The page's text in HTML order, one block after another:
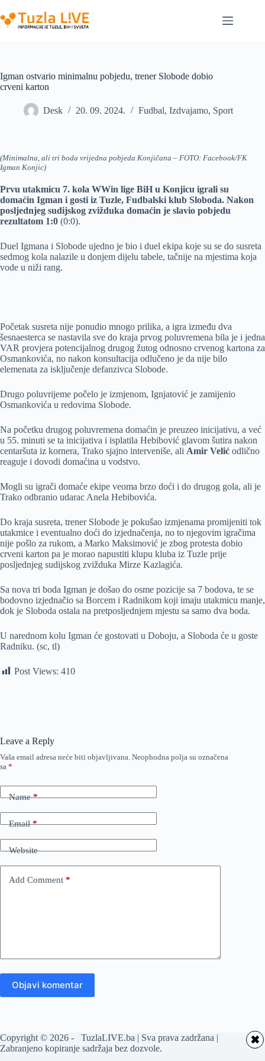
to
content
Igman ostvario minimalnu pobjedu, trener Slobode dobio
crveni karton
Desk 20. 09. 2024. Fudbal, Izdvajamo, Sport
(Minimalna, ali tri boda vrijedna pobjeda Konjičana – FOTO: Facebook/FK
Igman Konjic)
Prvu utakmicu 7. kola WWin lige BiH u Konjicu igrali su
domaćin Igman i gosti iz Tuzle, Fudbalski klub Sloboda. Nakon
posljednjeg sudijskog zvižduka domaćin je slavio pobjedu
rezultatom 1:0 (0:0).
Duel Igmana i Slobode ujedno je bio i duel ekipa koje su se do susreta
sedmog kola nalazile u donjem dijelu tabele, tačnije na mjestima koja
vode u niži rang.
Početak susreta nije ponudio mnogo prilika, a igra između dva
šesnaesterca se nastavila sve do kraja prvog poluvremena bila je i jedna
VAR provjera potencijalnog drugog žutog odnosno crvenog kartona za
Osmankovića, no nakon konsultacija odlučeno je da nije bilo
elemenata za isključenje defanzivca Slobode.
Drugo poluvrijeme počelo je izmjenom, Ignjatović je zamijenio
Osmankovića u redovima Slobode.
Na početku drugog poluvremena domaćin je preuzeo inicijativu, a već
u 55. minuti se ta inicijativa i isplatila Hebibović glavom šutira nakon
centaršuta iz kornera, Trako sjajno interveniše, ali Amir Velić odlično
reaguje i dovodi domaćina u vodstvo.
Mogli su igrači domaće ekipe veoma brzo doći i do drugog gola, ali je
Trako odbranio udarac Anela Hebibovića.
Do kraja susreta, trener Slobode je pokušao izmjenama promijeniti tok
utakmice i eventualno doći do izjednačenja, no to njegovim igračima
nije pošlo za rukom, a Marko Maksimović je zbog protesta dobio
crveni karton pa je morao napustiti klupu kluba iz Tuzle prije
posljednjeg sudijskog zvižduka Mirze Kazlagića.
Sa nova tri boda Igman je došao do osme pozicije sa 7 bodova, te se
bodovno izjednačio sa Borcem i Radnikom koji imaju utakmicu manje,
dok je Sloboda ostala na pretposljednjem mjestu sa samo dva boda.
U narednom kolu Igman će gostovati u Doboju, a Sloboda će u goste
Radniku. (sc, tl)
Post Views: 410
Leave a Reply
Vaša email adresa neće biti objavljivana. Neophodna polja su označena
sa *
Name*
Email*
Website
Add Comment *
Objavi komentar
Copyright © 2026 - TuzlaLIVE.ba | Sva prava zadržana |
Zabranjeno kopiranje sadržaja bez dozvole.
✖